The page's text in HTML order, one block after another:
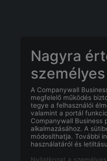
Nagyra
A Companywall
megfelelő működés
tegye a felhasználói
valamint a portál
Companywall Business
alkalmazásához. A
módosíthatja. További
használatáról és